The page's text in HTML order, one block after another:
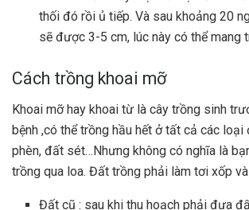
thối đó rồi ủ tiếp. Và sau khoảng 20
sẽ được 3-5 cm, lúc này có thể mang
Cách trồng khoai mỡ
Khoai mỡ hay khoai từ là cây trồng sinh
bệnh ,có thể trồng hầu hết ở tất cả các
phèn, đất sét…Nhưng không có nghĩa là
trồng qua loa. Đất trồng phải làm tơi xốp
Đất cũ : sau khi thu hoạch phải đưa